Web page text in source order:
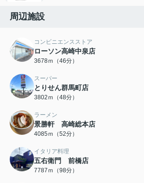
周辺施設
コンビニエンスストア
ローソン高崎中泉店
3678ｍ（46分）
スーパー
とりせん群馬町店
3802ｍ（48分）
ラーメン
景勝軒 高崎総本店
4085ｍ（52分）
イタリア料理
五右衛門 前橋店
7787ｍ（98分）